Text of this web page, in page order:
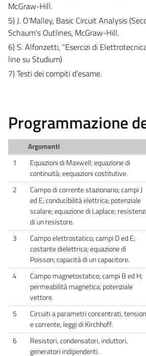
McGraw-Hill.
5) J. O’Malley, Basic Circuit Analysis
Schaum's Outlines, McGraw-Hill.
6) S. Alfonzetti, "Esercizi di
line su Studium)
7) Testi dei compiti d’esame.
Programmazione
Argomenti
1
Equazioni di Maxwell; equazione di
continuità; eequazioni costitutive.
2
Campo di corrente stazionario; campi J
ed E; conducibilità elettrica; potenziale
scalare; equazione di Laplace;
di un resistore.
3
Campo elettrostatico; campi D ed E;
costante dielettrica; equazione di
Poisson; capacità di un capacitore.
4
Campo magnetostatico; campi B ed H;
permeabilità magnetica; potenziale
vettore.
5
Circuiti a parametri concentrati,
e corrente, leggi di Kirchhoff.
6
Resistori, condensatori, induttori,
generatori indipendenti.